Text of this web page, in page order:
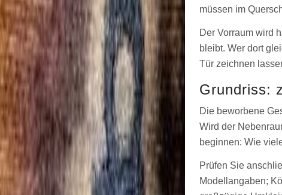
müssen im
Der Vorraum wird
bleibt. Wer dort
Tür zeichnen
Grundriss:
Die beworbene
Wird der
beginnen: Wie
Prüfen Sie
Modellangaben;